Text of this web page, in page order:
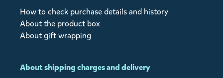
How to check purchase details and history
About the product box
About gift wrapping
About shipping charges and delivery